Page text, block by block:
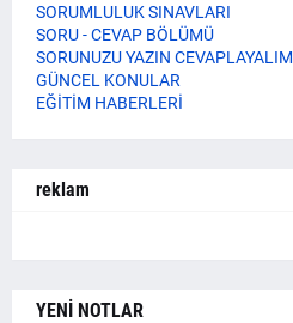
SORUMLULUK SINAVLARI
SORU - CEVAP BÖLÜMÜ
SORUNUZU YAZIN CEVAPLAYALIM
GÜNCEL KONULAR
EĞİTİM HABERLERİ
reklam
YENİ NOTLAR